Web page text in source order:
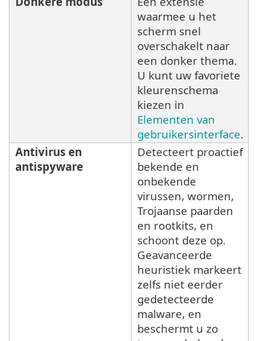
waarmee u het
scherm snel
overschakelt naar
een donker thema.
U kunt uw favoriete
kleurenschema
kiezen in
Elementen van
gebruikersinterface.
Antivirus en
antispyware
Detecteert proactief
bekende en
onbekende
virussen, wormen,
Trojaanse paarden
en rootkits, en
schoont deze op.
Geavanceerde
heuristiek markeert
zelfs niet eerder
gedetecteerde
malware, en
beschermt u zo